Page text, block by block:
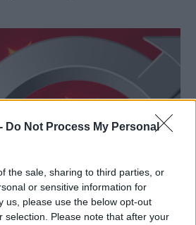
Do Not Process My Personal
the sale, sharing to third parties, or
or sensitive information for
us, please use the below opt-out
selection. Please note that after your